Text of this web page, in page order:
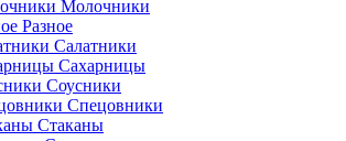
Молочники
Разное
Салатники
Сахарницы
Соусники
Спецовники
Стаканы